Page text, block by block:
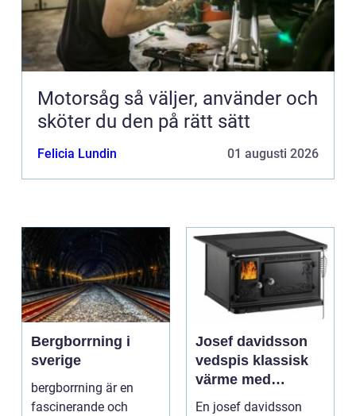
Motorsåg så väljer, använder och
sköter du den på rätt sätt
Felicia Lundin 01 augusti 2026
Bergborrning i
sverige
bergborrning är en
fascinerande och
Josef davidsson
vedspis klassisk
värme med
modern funktion
En josef davidsson